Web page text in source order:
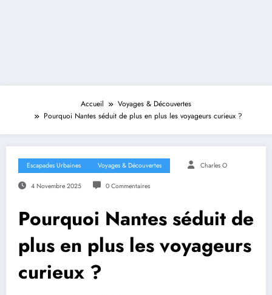
Accueil
Voyages & Découvertes
Pourquoi Nantes séduit de plus en plus les voyageurs curieux ?
Escapades Urbaines Voyages & Découvertes Charles O
4 Novembre 2025 0 Commentaires
Pourquoi Nantes séduit de
plus en plus les voyageurs
curieux ?